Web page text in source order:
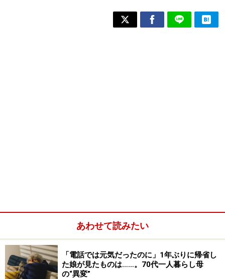
あわせて読みたい
「電話では元気だったのに」1年ぶりに帰省し
た娘が見たものは……。70代一人暮らし母
の“異変”